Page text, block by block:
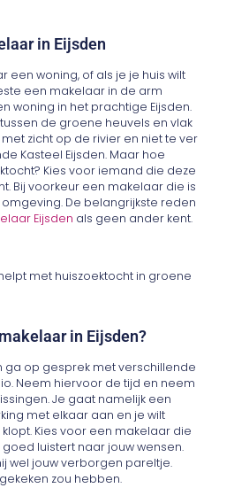
in Eijsden
een woning, of als je je huis wilt
een makelaar in de arm
woning in het prachtige Eijsden.
de groene heuvels en vlak
zicht op de rivier en niet te ver
Kasteel Eijsden. Maar hoe
Kies voor iemand die deze
Bij voorkeur een makelaar die is
De belangrijkste reden
Eijsden als geen ander kent.
in Eijsden?
ga op gesprek met verschillende
Neem hiervoor de tijd en neem
Je gaat namelijk een
met elkaar aan en je wilt
Kies voor een makelaar die
luistert naar jouw wensen.
wel jouw verborgen pareltje.
zou hebben.